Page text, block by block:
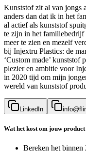
Kunststof zit al van jongs
anders dan dat ik in het
al actief als kunststof
te zijn in het familiebedrijf
meer te zien en mezelf
bij Injextru Plastics: de
‘Custom made’
plezier en ambitie voor
in 2020 tijd om mijn
wereld van kunststof
LinkedIn
Wat het kost om jouw
Bereken het